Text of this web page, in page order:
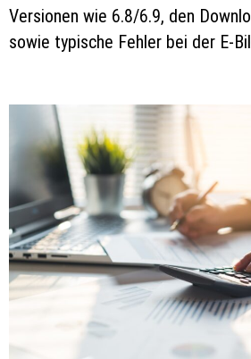
Versionen wie 6.8/6.9, den
sowie typische Fehler bei der E-